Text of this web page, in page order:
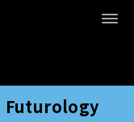
Futurology